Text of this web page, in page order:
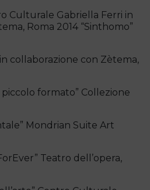
Culturale Gabriella Ferri in
Roma 2014 “Sinthomo”
collaborazione con Zètema,
piccolo formato” Collezione
Mondrian Suite Art
Teatro dell’opera,